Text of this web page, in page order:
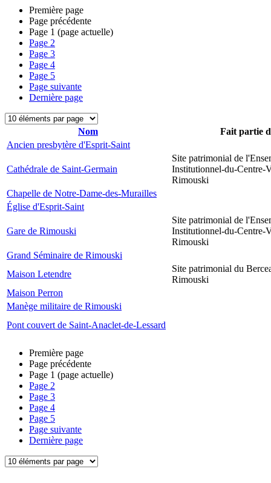
Première page
Page précédente
Page 1 (page actuelle)
Page 2
Page 3
Page 4
Page 5
Page suivante
Dernière page
Nom
Fait partie
Ancien presbytère d'Esprit-Saint
Cathédrale de Saint-Germain
Site patrimonial de
Institutionnel-du-Centre-
Rimouski
Chapelle de Notre-Dame-des-Murailles
Église d'Esprit-Saint
Gare de Rimouski
Site patrimonial de
Institutionnel-du-Centre-
Rimouski
Grand Séminaire de Rimouski
Maison Letendre
Site patrimonial du
Rimouski
Maison Perron
Manège militaire de Rimouski
Pont couvert de Saint-Anaclet-de-Lessard
Première page
Page précédente
Page 1 (page actuelle)
Page 2
Page 3
Page 4
Page 5
Page suivante
Dernière page